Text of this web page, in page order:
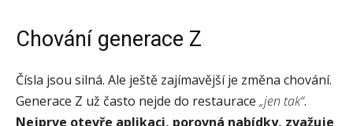
Chování generace Z
Čísla jsou silná. Ale ještě zajímavější je změna chování.
Generace Z už často nejde do restaurace „jen tak“.
Nejprve otevře aplikaci, porovná nabídky, zvažuje